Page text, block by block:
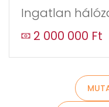
Küldés
Ingatlan
2 000 000 Ft